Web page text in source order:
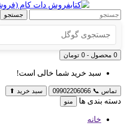
جستجو
0 محصول - 0 تومان
سبد خرید شما خالی است!
تماس 📞
09902206066 سبد خرید ⬆
دسته بندی ها منو
خانه